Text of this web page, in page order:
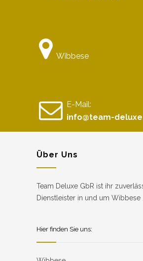
Wibbese
E-Mail:
info@team-
Über Uns
Team Deluxe GbR ist ihr
Dienstleister in und um Wibbese .
Hier finden Sie uns: